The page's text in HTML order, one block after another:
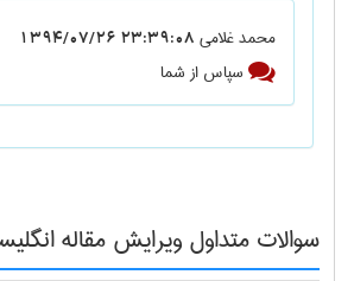
محمد غلامی 23:39:08 1394/07/26
سپاس از شما
سوالات متداولویرایش مقاله